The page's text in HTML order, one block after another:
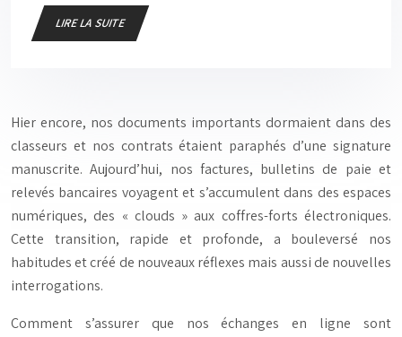
LIRE LA SUITE
Hier encore, nos documents importants dormaient dans des
classeurs et nos contrats étaient paraphés d’une signature
manuscrite. Aujourd’hui, nos factures, bulletins de paie et
relevés bancaires voyagent et s’accumulent dans des espaces
numériques, des « clouds » aux coffres-forts électroniques.
Cette transition, rapide et profonde, a bouleversé nos
habitudes et créé de nouveaux réflexes mais aussi de nouvelles
interrogations.
Comment s’assurer que nos échanges en ligne sont